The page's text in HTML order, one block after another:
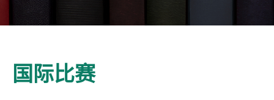
国际比赛